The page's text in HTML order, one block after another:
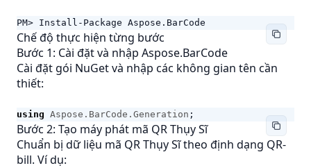
PM> Install-Package Aspose.BarCode
Chế độ thực hiện từng bước
Bước 1: Cài đặt và nhập Aspose.BarCode
Cài đặt gói NuGet và nhập các không gian tên cần
thiết:
using Aspose.BarCode.Generation ;
Bước 2: Tạo máy phát mã QR Thụy Sĩ
Chuẩn bị dữ liệu mã QR Thụy Sĩ theo định dạng QR-
bill. Ví dụ: